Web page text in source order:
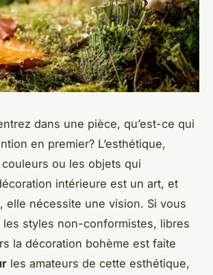
dans une pièce, qu’est-ce qui
en premier? L’esthétique,
couleurs ou les objets qui
intérieure est un art, et
elle nécessite une vision. Si vous
les styles non-conformistes, libres
la décoration bohème est faite
les amateurs de cette esthétique,